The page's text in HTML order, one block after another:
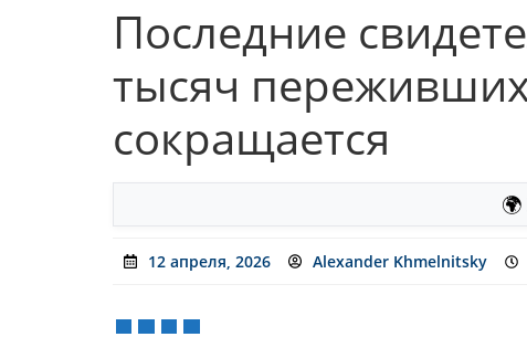
Последние
тысяч
сокращается
🌍
12 апреля, 2026 Alexander Khmelnitsky